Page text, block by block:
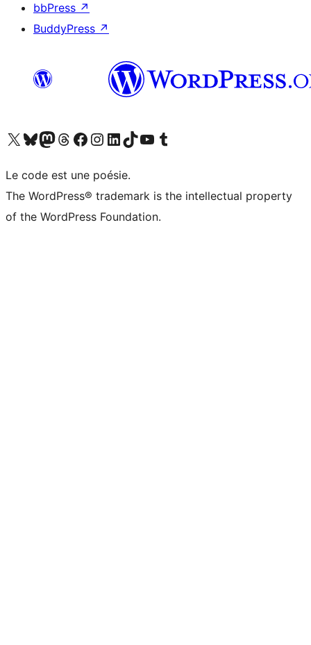
bbPress ↗
BuddyPress ↗
Visitez notre compte X (précédemment Twitter)
Visiter notre compte Bluesky
Visiter notre compte Mastodon
Visiter notre compte Threads
Consulter notre compte Facebook
Consulter notre compte Instagram
Consulter notre compte LinkedIn
Visiter notre compte TokTok
Visiter notre chaîne YouTube
Visiter notre compte Tumblr
Le code est une poésie.
The WordPress® trademark is the intellectual property
of the WordPress Foundation.